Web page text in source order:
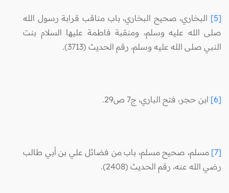
[5]
البخاري، صحيح البخاري، باب مناقب قرابة رسول الله
صلى الله عليه وسلم، ومنقبة فاطمة عليها السلام بنت
النبي صلى الله عليه وسلم، رقم الحديث (3713).
[6] ابن حجر، فتح الباري، ج7 ص29.
[7]
مسلم، صحيح مسلم، باب من فضائل علي بن أبي طالب
رضي الله عنه، رقم الحديث (2408).